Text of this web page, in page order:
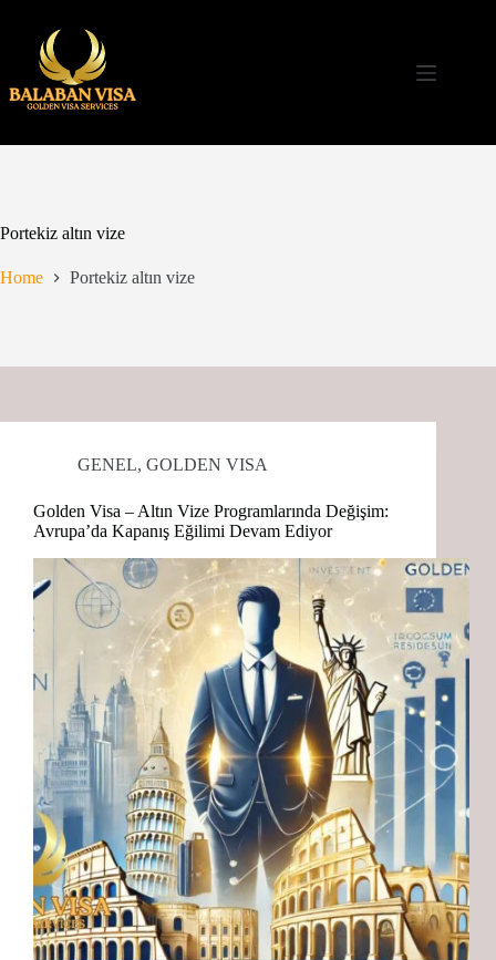
content
Portekiz altın vize
Home Portekiz altın vize
GENEL, GOLDEN VISA
Golden Visa – Altın Vize Programlarında Değişim:
Avrupa’da Kapanış Eğilimi Devam Ediyor